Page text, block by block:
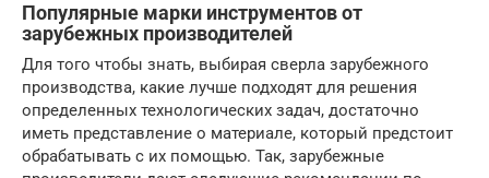
Популярные марки инструментов от
зарубежных производителей
Для того чтобы знать, выбирая сверла зарубежного
производства, какие лучше подходят для решения
определенных технологических задач, достаточно
иметь представление о материале, который предстоит
обрабатывать с их помощью. Так, зарубежные